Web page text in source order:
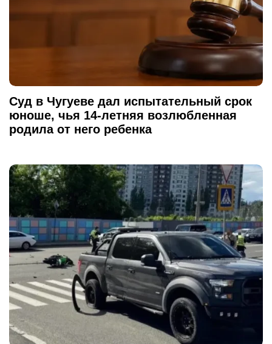
Суд в Чугуеве дал испытательный срок
юноше, чья 14-летняя возлюбленная
родила от него ребенка